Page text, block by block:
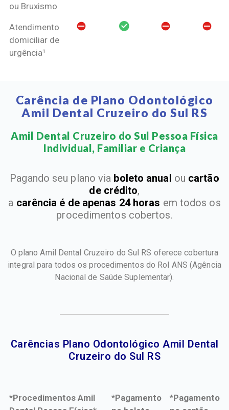
ou Bruxismo
Atendimento
domiciliar de
urgência¹
Carência de Plano Odontológico
Amil Dental Cruzeiro do Sul RS
Amil Dental Cruzeiro do Sul Pessoa Física
Individual, Familiar e Criança​
Pagando seu plano via boleto anual ou cartão
de crédito,
a carência é de apenas 24 horas em todos os
procedimentos cobertos.
O plano Amil Dental Cruzeiro do Sul RS oferece cobertura
integral para todos os procedimentos do Rol ANS (Agência
Nacional de Saúde Suplementar).
Carências Plano Odontológico Amil Dental
Cruzeiro do Sul RS​
*Procedimentos Amil
*Pagamento
*Pagamento